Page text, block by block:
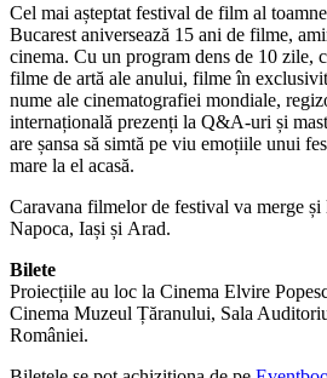
Cel mai așteptat festival de film al
Bucarest aniversează 15 ani de filme,
cinema. Cu un program dens de 10 zile,
filme de artă ale anului, filme în
nume ale cinematografiei mondiale,
internațională prezenți la Q&A-uri și
are șansa să simtă pe viu emoțiile unui
mare la el acasă.
Caravana filmelor de festival va merge
Napoca, Iași și Arad.
Bilete
Proiecțiile au loc la Cinema Elvire
Cinema Muzeul Țăranului, Sala
României.